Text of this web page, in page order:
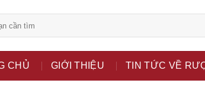
chỉ là kênh giới thiệu thông tin các
CHỦ GIỚI THIỆU TIN TỨC VỀ